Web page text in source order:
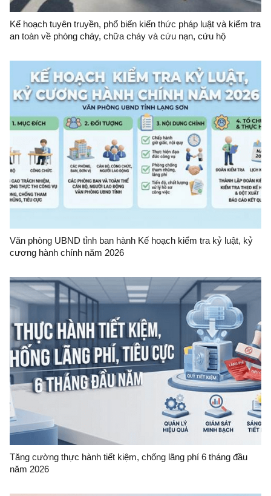
Kế hoạch tuyên truyền, phổ biến kiến thức pháp luật và kiểm tra
an toàn về phòng cháy, chữa cháy và cứu nạn, cứu hộ
Văn phòng UBND tỉnh ban hành Kế hoạch kiểm tra kỷ luật, kỷ
cương hành chính năm 2026
Tăng cường thực hành tiết kiệm, chống lãng phí 6 tháng đầu
năm 2026